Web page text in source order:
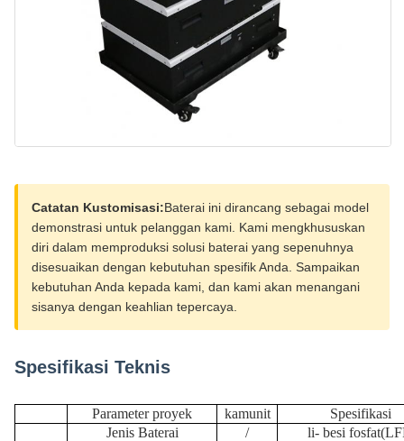
Catatan Kustomisasi:Baterai ini dirancang sebagai model
demonstrasi untuk pelanggan kami. Kami mengkhususkan
diri dalam memproduksi solusi baterai yang sepenuhnya
disesuaikan dengan kebutuhan spesifik Anda. Sampaikan
kebutuhan Anda kepada kami, dan kami akan menangani
sisanya dengan keahlian tepercaya.
Spesifikasi Teknis
Parameter proyek kamunit Spesifikasi
Jenis Baterai / li- besi fosfat(